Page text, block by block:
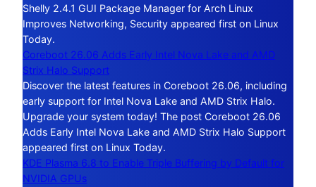
Shelly 2.4.1 GUI Package Manager for Arch Linux
Improves Networking, Security appeared first on Linux
Today.
Coreboot 26.06 Adds Early Intel Nova Lake and AMD
Strix Halo Support
Discover the latest features in Coreboot 26.06, including
early support for Intel Nova Lake and AMD Strix Halo.
Upgrade your system today! The post Coreboot 26.06
Adds Early Intel Nova Lake and AMD Strix Halo Support
appeared first on Linux Today.
KDE Plasma 6.8 to Enable Triple Buffering by Default for
NVIDIA GPUs